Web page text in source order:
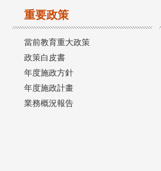
重要政策
當前教育重大政策
政策白皮書
年度施政方針
年度施政計畫
業務概況報告